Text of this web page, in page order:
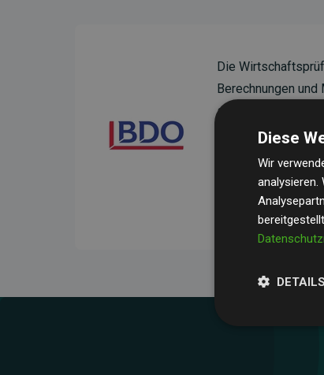
Die
Berechnungen
sicherzustellen.
Ihre Prüfungen
Durchschnitt200
Websites
unseres Ansatzes.
Diese
Wir
analysieren.